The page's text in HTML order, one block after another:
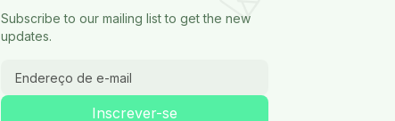
Subscribe to our mailing list to get the new
updates.